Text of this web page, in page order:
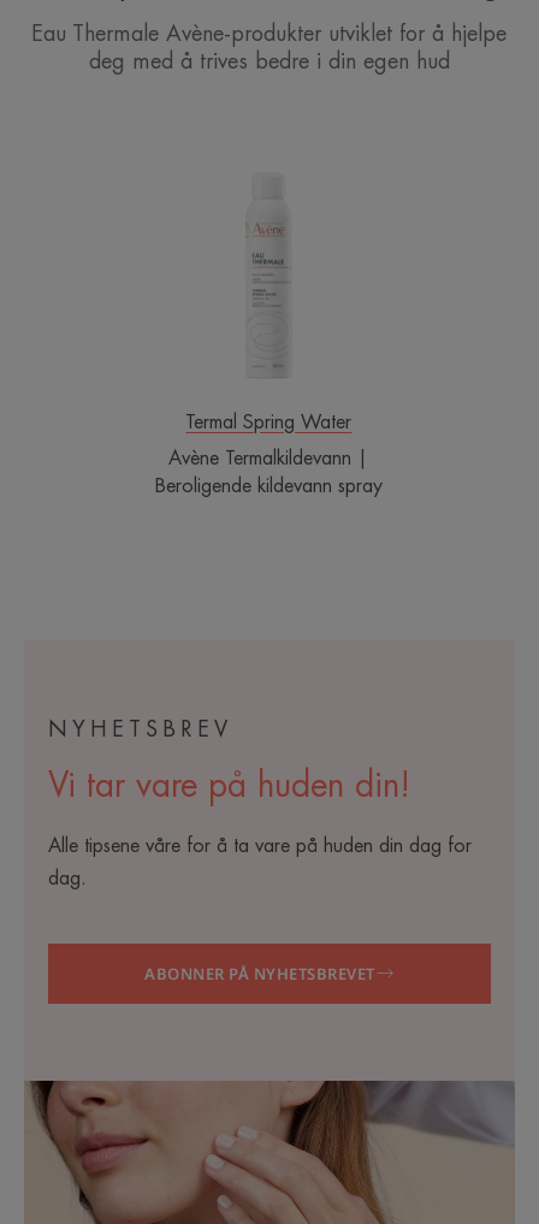
Eau Thermale Avène-produkter utviklet for å hjelpe
deg med å trives bedre i din egen hud
|
kildevann
spray
Termal Spring Water
Avène Termalkildevann |
Beroligende kildevann spray
NYHETSBREV
Vi tar vare på huden din!
Alle tipsene våre for å ta vare på huden din dag for
dag.
ABONNER PÅ NYHETSBREVET